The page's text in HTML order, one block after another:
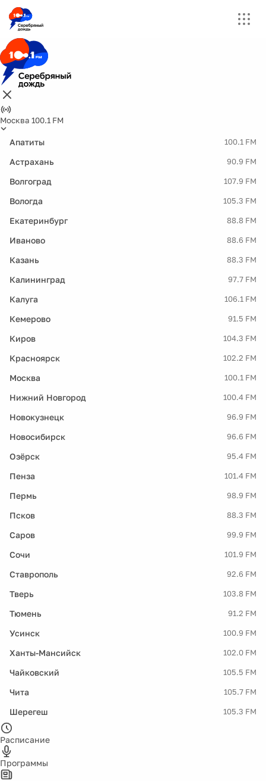
Москва 100.1 FM
Апатиты 100.1 FM
Астрахань 90.9 FM
Волгоград 107.9 FM
Вологда 105.3 FM
Екатеринбург 88.8 FM
Иваново 88.6 FM
Казань 88.3 FM
Калининград 97.7 FM
Калуга 106.1 FM
Кемерово 91.5 FM
Киров 104.3 FM
Красноярск 102.2 FM
Москва 100.1 FM
Нижний Новгород 100.4 FM
Новокузнецк 96.9 FM
Новосибирск 96.6 FM
Озёрск 95.4 FM
Пенза 101.4 FM
Пермь 98.9 FM
Псков 88.3 FM
Саров 99.9 FM
Сочи 101.9 FM
Ставрополь 92.6 FM
Тверь 103.8 FM
Тюмень 91.2 FM
Усинск 100.9 FM
Ханты-Мансийск 102.0 FM
Чайковский 105.5 FM
Чита 105.7 FM
Шерегеш 105.3 FM
Расписание
Программы